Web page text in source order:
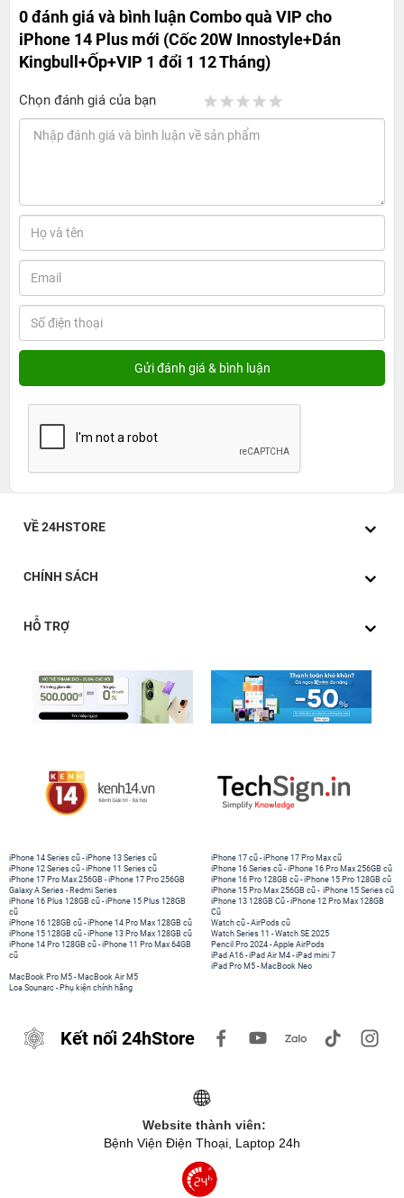
0 đánh giá và bình luậnCombo quà VIP cho
iPhone 14 Plus mới (Cốc 20W Innostyle+Dán
Kingbull+Ốp+VIP 1 đổi 1 12 Tháng)
Chọn đánh giá của bạn
VỀ 24HSTORE
CHÍNH SÁCH
HỖ TRỢ
iPhone 14 Series cũ -iPhone 13 Series cũ
iPhone 12 Series cũ -iPhone 11 Series cũ
iPhone 17 Pro Max 256GB -iPhone 17 Pro 256GB
Galaxy A Series - Redmi Series
iPhone 17 cũ -iPhone 17 Pro Max cũ
iPhone 16 Series cũ - iPhone 16 Pro Max 256GB cũ
iPhone 16 Pro 128GB cũ -iPhone 15 Pro 128GB cũ
iPhone 15 Pro Max 256GB cũ - iPhone 15 Series cũ
iPhone 16 Plus 128GB cũ -iPhone 15 Plus 128GB
cũ
iPhone 16 128GB cũ -iPhone 14 Pro Max 128GB cũ
iPhone 15 128GB cũ -iPhone 13 Pro Max 128GB cũ
iPhone 14 Pro 128GB cũ -iPhone 11 Pro Max 64GB
cũ
iPhone 13 128GB Cũ -iPhone 12 Pro Max 128GB
Cũ
Watch cũ -AirPods cũ
Watch Series 11 -Watch SE 2025
Pencil Pro 2024 -Apple AirPods
iPad A16 -iPad Air M4 -iPad mini 7
iPad Pro M5 - MacBook Neo
MacBook Pro M5 - MacBook Air M5
Loa Sounarc - Phụ kiện chính hãng
Kết nối 24hStore
Website thành viên:
Bệnh Viện Điện Thoại, Laptop 24h